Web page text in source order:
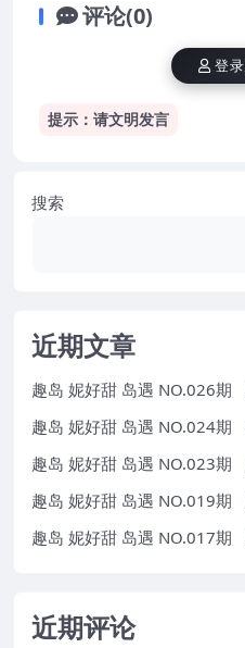
评论(0)
提示：请文明发言
登
搜索
近期文章
趣岛 妮好甜 岛遇 NO.026期
趣岛 妮好甜 岛遇 NO.024期
趣岛 妮好甜 岛遇 NO.023期
趣岛 妮好甜 岛遇 NO.019期
趣岛 妮好甜 岛遇 NO.017期
近期评论